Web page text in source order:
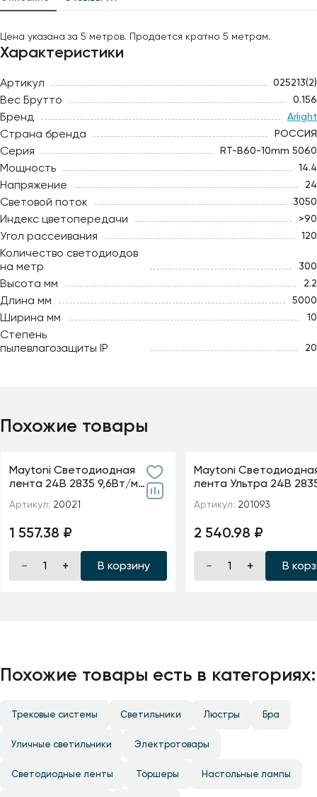
Цена указана за 5 метров. Продается кратно 5 метрам.
Характеристики
Артикул 025213(2)
Вес Брутто 0.156
Бренд Arlight
Страна бренда РОССИЯ
Серия RT-B60-10mm 5060
Мощность 14.4
Напряжение 24
Световой поток 3050
Индекс цветопередачи >90
Угол рассеивания 120
Количество светодиодов
на метр
300
Высота мм 2.2
Длина мм 5000
Ширина мм 10
Степень
пылевлагозащиты IP
20
Похожие товары
Maytoni Светодиодная
лента 24В 2835 9,6Вт/м
Артикул: 20021
1 557.38 ₽
В корзину
Maytoni
лента Ультра 24В
Артикул: 201093
2 540.98 ₽
В
Похожие товары есть в категориях:
Трековые системы Светильники Люстры Бра
Уличные светильники Электротовары
Светодиодные ленты Торшеры Настольные лампы